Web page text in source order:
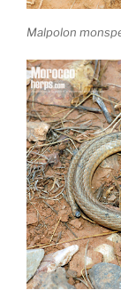
Malpolon